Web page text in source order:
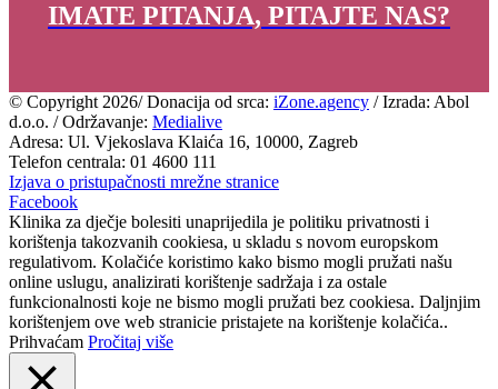
IMATE PITANJA, PITAJTE NAS?
© Copyright 2026/ Donacija od srca: iZone.agency / Izrada: Abol
d.o.o. / Održavanje: Medialive
Adresa: Ul. Vjekoslava Klaića 16, 10000, Zagreb
Telefon centrala: 01 4600 111
Izjava o pristupačnosti mrežne stranice
Facebook
Klinika za dječje bolesiti unaprijedila je politiku privatnosti i
korištenja takozvanih cookiesa, u skladu s novom europskom
regulativom. Kolačiće koristimo kako bismo mogli pružati našu
online uslugu, analizirati korištenje sadržaja i za ostale
funkcionalnosti koje ne bismo mogli pružati bez cookiesa. Daljnjim
korištenjem ove web stranicie pristajete na korištenje kolačića..
Prihvaćam Pročitaj više